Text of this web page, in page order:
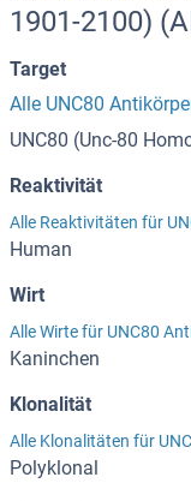
1901-2100)
Target
Alle UNC80
UNC80 (Unc-80
Reaktivität
Alle Reaktivitäten für
Human
Wirt
Alle Wirte für UNC80
Kaninchen
Klonalität
Alle Klonalitäten für
Polyklonal